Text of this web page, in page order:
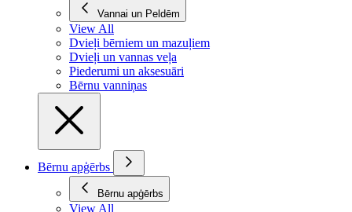
Vannai un Peldēm
View All
Dvieļi bērniem un mazuļiem
Dvieļi un vannas veļa
Piederumi un aksesuāri
Bērnu vanniņas
Bērnu apģērbs
Bērnu apģērbs
View All